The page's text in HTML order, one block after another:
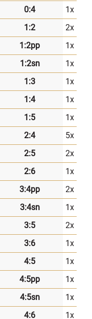
0:4
1x
1:2
2x
1:2pp
1x
1:2sn
1x
1:3
1x
1:4
1x
1:5
1x
2:4
5x
2:5
2x
2:6
1x
3:4pp
2x
3:4sn
1x
3:5
2x
3:6
1x
4:5
1x
4:5pp
1x
4:5sn
1x
4:6
1x